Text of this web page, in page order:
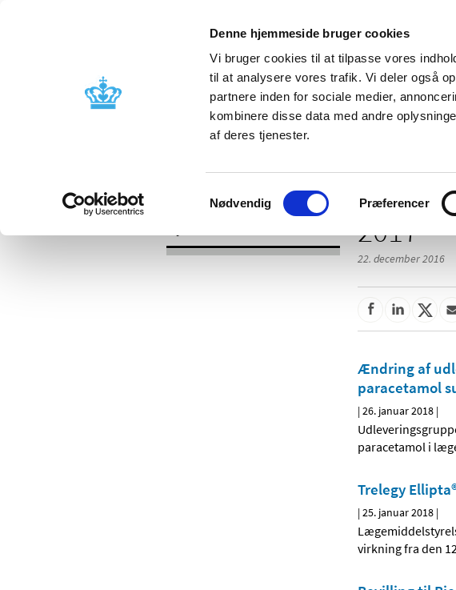
Denne hjemmeside bruger cookies
Vi bruger cookies til at tilpasse vores
til at analysere vores trafik. Vi deler også
partnere inden for sociale medier,
kombinere disse data med andre
af deres tjenester.
Samtykkevalg
Nødvendig Præferencer
Godkendelse og
Bivirkninger og
produktinformation
2017
22. december 2016
Ændring af
paracetamol
|26. januar 2018 |
paracetamol i
Trelegy
|25. januar 2018 |
virkning fra den